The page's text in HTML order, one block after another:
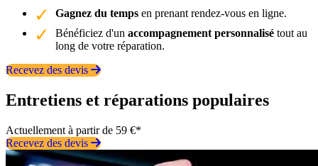
Gagnez du temps en prenant rendez-vous en ligne.
Bénéficiez d'un accompagnement personnalisé tout au
long de votre réparation.
Recevez des devis
Entretiens et réparations populaires
Actuellement à partir de 59 €*
Recevez des devis